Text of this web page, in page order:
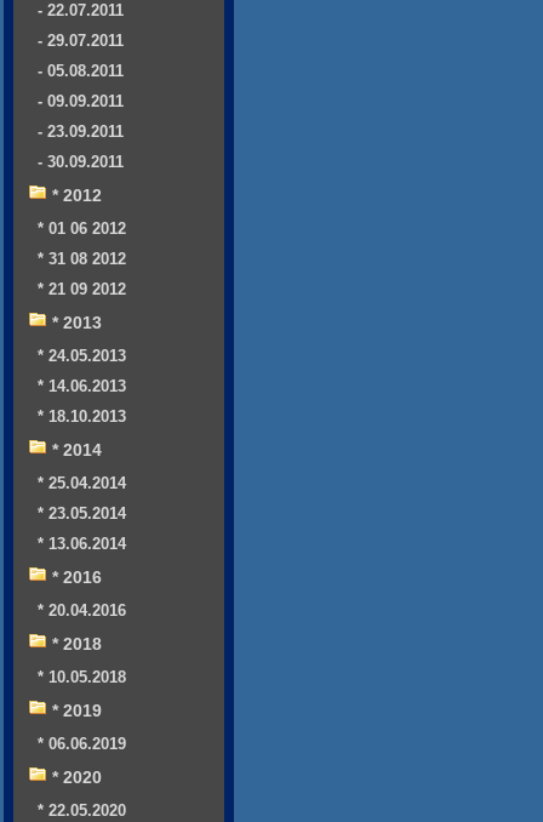
- 22.07.2011
- 29.07.2011
- 05.08.2011
- 09.09.2011
- 23.09.2011
- 30.09.2011
* 2012
* 01 06 2012
* 31 08 2012
* 21 09 2012
* 2013
* 24.05.2013
* 14.06.2013
* 18.10.2013
* 2014
* 25.04.2014
* 23.05.2014
* 13.06.2014
* 2016
* 20.04.2016
* 2018
* 10.05.2018
* 2019
* 06.06.2019
* 2020
* 22.05.2020